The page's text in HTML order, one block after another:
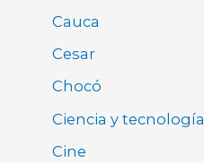
Cauca
Cesar
Chocó
Ciencia y tecnología
Cine